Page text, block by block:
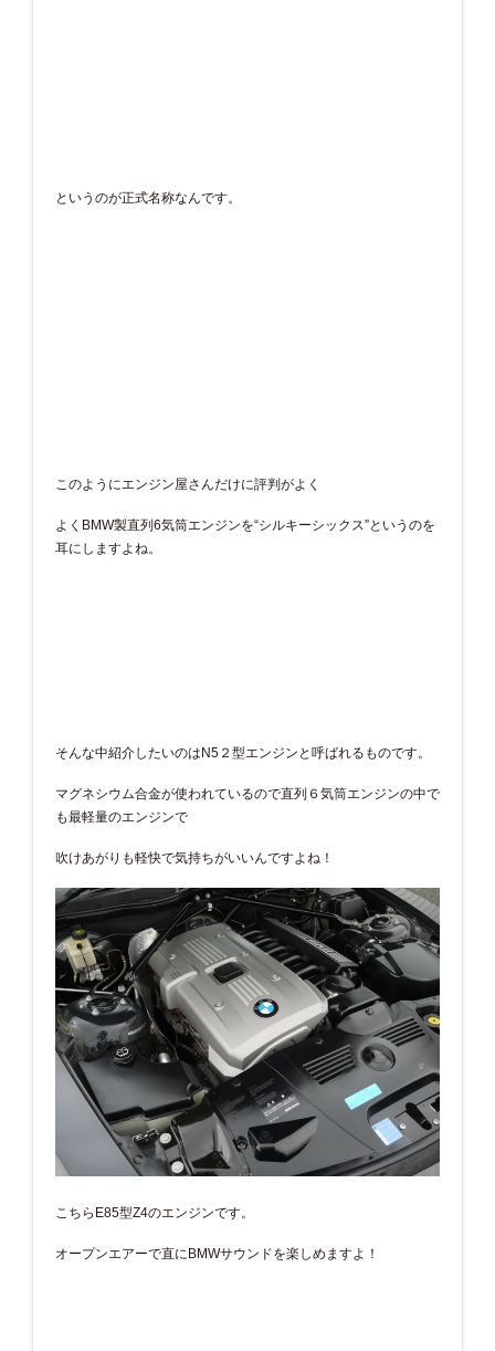
というのが正式名称なんです。
このようにエンジン屋さんだけに評判がよく
よくBMW製直列6気筒エンジンを“シルキーシックス”というのを
耳にしますよね。
そんな中紹介したいのはN5２型エンジンと呼ばれるものです。
マグネシウム合金が使われているので直列６気筒エンジンの中で
も最軽量のエンジンで
吹けあがりも軽快で気持ちがいいんですよね！
こちらE85型Z4のエンジンです。
オープンエアーで直にBMWサウンドを楽しめますよ！